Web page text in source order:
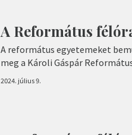
A Református
A református egyetemeket
meg a Károli Gáspár
2024. július 9.